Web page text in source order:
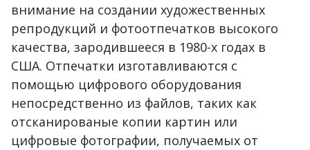
внимание на создании художественных
репродукций и фотоотпечатков высокого
качества, зародившееся в 1980-х годах в
США. Отпечатки изготавливаются с
помощью цифрового оборудования
непосредственно из файлов, таких как
отсканированые копии картин или
цифровые фотографии, получаемых от